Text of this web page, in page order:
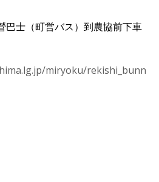
巴士（町営バス）到農協前下車
miryoku/rekishi_bunn